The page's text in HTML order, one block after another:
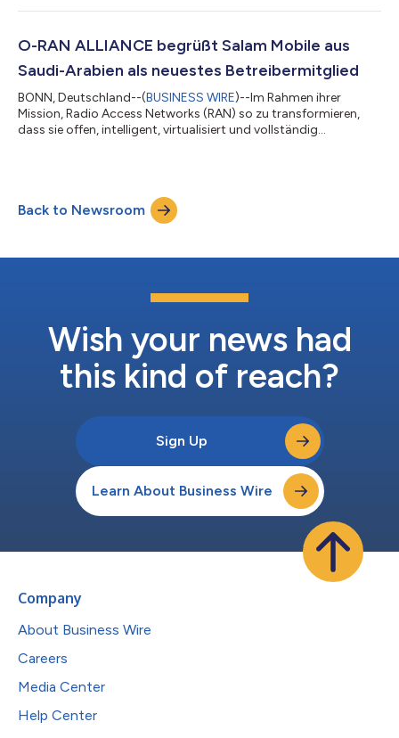
Funkzugangsnetzen (RAN) unterstützen. Die O-RAN ALLIANCE
Northeastern University eine Anschubfinanzierung in Höhe von
200.000 USD für ihren Vorschlag zur Entwicklung eine...
O-RAN ALLIANCE begrüßt Salam Mobile aus
Saudi-Arabien als neuestes Betreibermitglied
BONN, Deutschland--(BUSINESS WIRE)--Im Rahmen ihrer
Mission, Radio Access Networks (RAN) so zu transformieren,
dass sie offen, intelligent, virtualisiert und vollständig
erweitert, deren Betreiber sich der Bereitstellung von O-RAN
widmen. Salam Mobile kündigte kürzlich Pläne zur
Zusammenarbeit mit dem Open RAN-Ökosystem an...
Back to Newsroom
Wish your news had
this kind of reach?
Sign Up
Learn About Business Wire
Company
About Business Wire
Careers
Media Center
Help Center